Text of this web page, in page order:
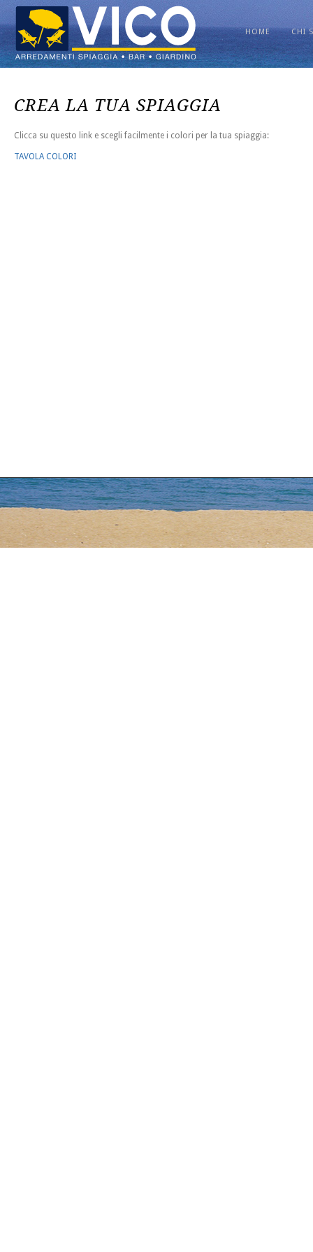
HOME CHI
CREA LA TUA SPIAGGIA
Clicca su questo link e scegli facilmente i colori per la tua spiaggia:
TAVOLA COLORI